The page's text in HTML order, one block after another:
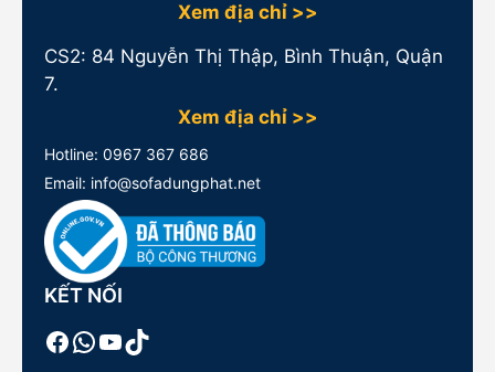
Xem địa chỉ >>
CS2: 84 Nguyễn Thị Thập, Bình Thuận, Quận
7.
Xem địa chỉ >>
Hotline: 0967 367 686
Email: info@sofadungphat.net
KẾT NỐI
Facebook
WhatsApp
Youtube
TikTok